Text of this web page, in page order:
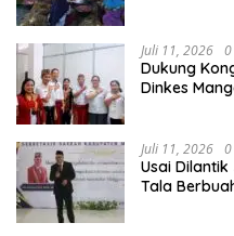
Juli 11, 2026
Dukung
Dinkes
Juli 11, 2026
Usai Dilantik
Tala